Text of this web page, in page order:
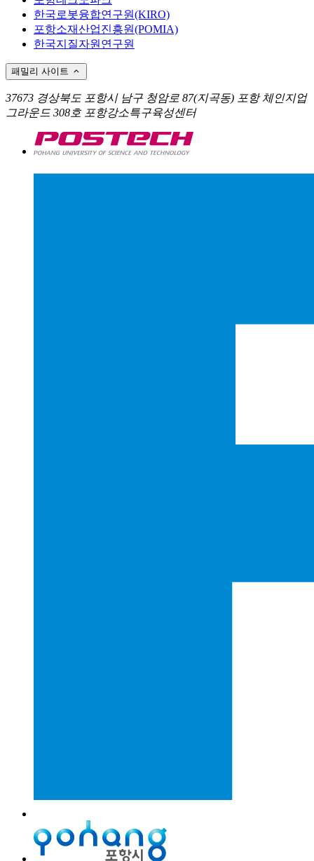
한국로봇융합연구원(KIRO)
포항소재산업진흥원(POMIA)
한국지질자원연구원
패밀리 사이트
37673 경상북도 포항시 남구 청암로 87(지곡동) 포항 체인지업
그라운드 308호 포항강소특구육성센터